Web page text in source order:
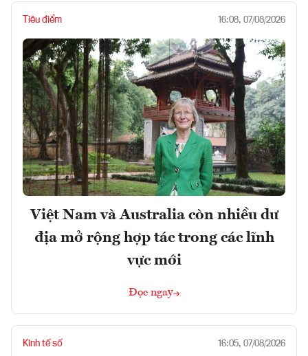
Tiêu điểm 16:08, 07/08/2026
Việt Nam và Australia còn nhiều dư
địa mở rộng hợp tác trong các lĩnh
vực mới
Đọc ngay
Kinh tế số 16:05, 07/08/2026